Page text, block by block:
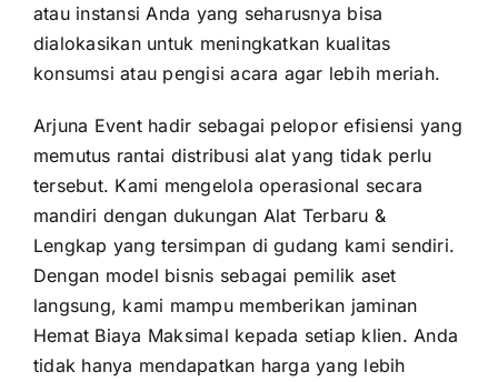
atau instansi Anda yang seharusnya bisa
dialokasikan untuk meningkatkan kualitas
konsumsi atau pengisi acara agar lebih meriah.
Arjuna Event hadir sebagai pelopor efisiensi yang
memutus rantai distribusi alat yang tidak perlu
tersebut. Kami mengelola operasional secara
mandiri dengan dukungan Alat Terbaru &
Lengkap yang tersimpan di gudang kami sendiri.
Dengan model bisnis sebagai pemilik aset
langsung, kami mampu memberikan jaminan
Hemat Biaya Maksimal kepada setiap klien. Anda
tidak hanya mendapatkan harga yang lebih